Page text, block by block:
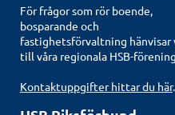
För frågor som rör boende,
bosparande och
fastighetsförvaltning hänvisar
till våra regionala HSB-
Kontaktuppgifter hittar du här.